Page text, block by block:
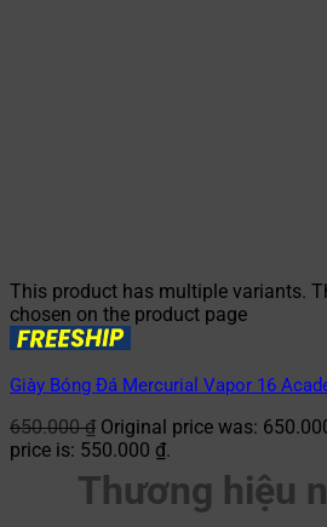
This product has multiple variants.
chosen on the product page
Giày Bóng Đá Mercurial Vapor 16
650.000₫ Original price was:
price is: 550.000 ₫.
Thương hiệu